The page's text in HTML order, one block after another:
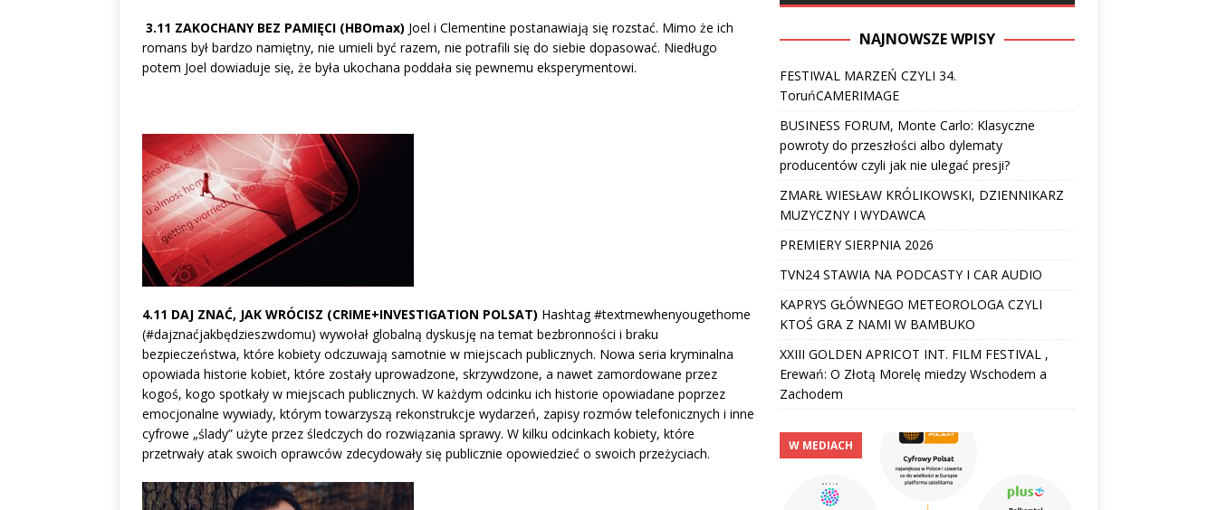
3.11 ZAKOCHANY BEZ PAMIĘCI (HBOmax) Joel i Clementine postanawiają się rozstać. Mimo że ich
romans był bardzo namiętny, nie umieli być razem, nie potrafili się do siebie dopasować. Niedługo
potem Joel dowiaduje się, że była ukochana poddała się pewnemu eksperymentowi.
4.11 DAJ ZNAĆ, JAK WRÓCISZ (CRIME+INVESTIGATION POLSAT) Hashtag #textmewhenyougethome
(#dajznaćjakbędzieszwdomu) wywołał globalną dyskusję na temat bezbronności i braku
bezpieczeństwa, które kobiety odczuwają samotnie w miejscach publicznych. Nowa seria kryminalna
opowiada historie kobiet, które zostały uprowadzone, skrzywdzone, a nawet zamordowane przez
kogoś, kogo spotkały w miejscach publicznych. W każdym odcinku ich historie opowiadane poprzez
emocjonalne wywiady, którym towarzyszą rekonstrukcje wydarzeń, zapisy rozmów telefonicznych i inne
cyfrowe „ślady” użyte przez śledczych do rozwiązania sprawy. W kilku odcinkach kobiety, które
przetrwały atak swoich oprawców zdecydowały się publicznie opowiedzieć o swoich przeżyciach.
NAJNOWSZE WPISY
FESTIWAL MARZEŃ CZYLI 34.
ToruńCAMERIMAGE
BUSINESS FORUM, Monte Carlo: Klasyczne
powroty do przeszłości albo dylematy
producentów czyli jak nie ulegać presji?
ZMARŁ WIESŁAW KRÓLIKOWSKI, DZIENNIKARZ
MUZYCZNY I WYDAWCA
PREMIERY SIERPNIA 2026
TVN24 STAWIA NA PODCASTY I CAR AUDIO
KAPRYS GŁÓWNEGO METEOROLOGA CZYLI
KTOŚ GRA Z NAMI W BAMBUKO
XXIII GOLDEN APRICOT INT. FILM FESTIVAL ,
Erewań: O Złotą Morelę miedzy Wschodem a
Zachodem
W MEDIACH